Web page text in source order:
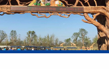
用寿命
一般为30年左右。彩板
锌层、稳定层、漆层的